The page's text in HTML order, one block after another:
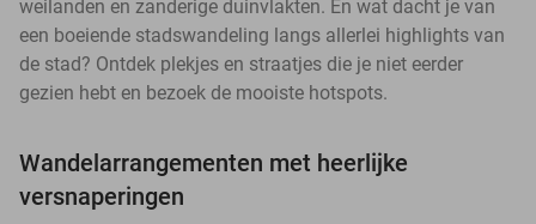
weilanden en zanderige duinvlakten. En wat dacht je van
een boeiende stadswandeling langs allerlei highlights van
de stad? Ontdek plekjes en straatjes die je niet eerder
gezien hebt en bezoek de mooiste hotspots.
Wandelarrangementen met heerlijke
versnaperingen